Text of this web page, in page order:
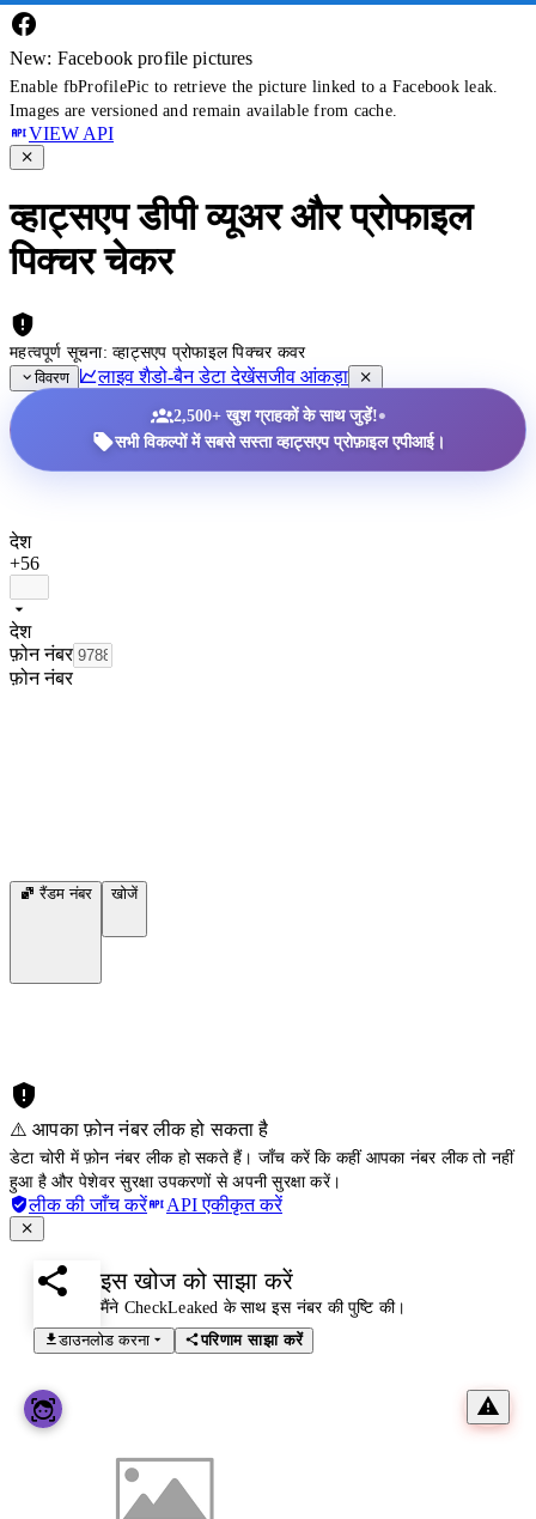
New: Facebook profile pictures
Enable fbProfilePic to retrieve the picture linked to a Facebook leak.
Images are versioned and remain available from cache.
VIEW API
व्हाट्सएप डीपी व्यूअर और प्रोफाइल
पिक्चर चेकर
महत्वपूर्ण सूचना: व्हाट्सएप प्रोफाइल पिक्चर कवर
विवरण
लाइव शैडो-बैन डेटा देखेंसजीव आंकड़ा
2,500+ खुश ग्राहकों के साथ जुड़ें!•
सभी विकल्पों में सबसे सस्ता व्हाट्सएप प्रोफ़ाइल एपीआई।
देश
+56
देश
फ़ोन नंबर
फ़ोन नंबर
रैंडम नंबर खोजें
⚠️ आपका फ़ोन नंबर लीक हो सकता है
डेटा चोरी में फ़ोन नंबर लीक हो सकते हैं। जाँच करें कि कहीं आपका नंबर लीक तो नहीं
हुआ है और पेशेवर सुरक्षा उपकरणों से अपनी सुरक्षा करें।
लीक की जाँच करें API एकीकृत करें
इस खोज को साझा करें
मैंने CheckLeaked के साथ इस नंबर की पुष्टि की।
डाउनलोड करना
परिणाम साझा करें